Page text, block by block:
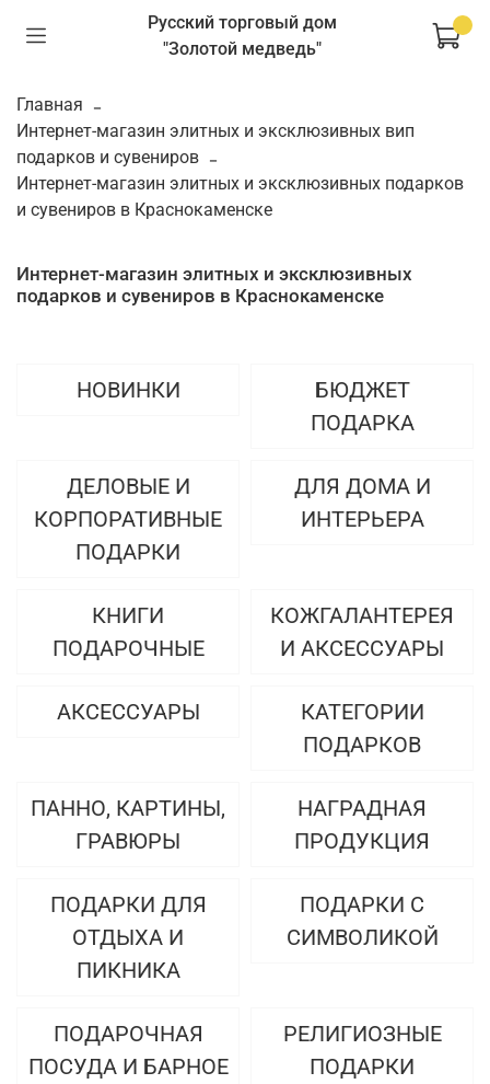
Русский торговый дом
"Золотой медведь"
Главная
Интернет-магазин элитных и эксклюзивных вип
подарков и сувениров
Интернет-магазин элитных и эксклюзивных подарков
и сувениров в Краснокаменске
Интернет-магазин элитных и эксклюзивных
подарков и сувениров в Краснокаменске
НОВИНКИ
БЮДЖЕТ
ПОДАРКА
ДЕЛОВЫЕ И
КОРПОРАТИВНЫЕ
ПОДАРКИ
ДЛЯ ДОМА И
ИНТЕРЬЕРА
КНИГИ
ПОДАРОЧНЫЕ
КОЖГАЛАНТЕРЕЯ
И АКСЕССУАРЫ
АКСЕССУАРЫ
КАТЕГОРИИ
ПОДАРКОВ
ПАННО, КАРТИНЫ,
ГРАВЮРЫ
НАГРАДНАЯ
ПРОДУКЦИЯ
ПОДАРКИ ДЛЯ
ОТДЫХА И
ПИКНИКА
ПОДАРКИ С
СИМВОЛИКОЙ
ПОДАРОЧНАЯ
ПОСУДА И БАРНОЕ
РЕЛИГИОЗНЫЕ
ПОДАРКИ